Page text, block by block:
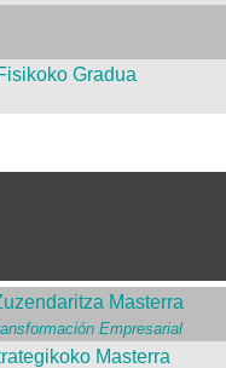
Gradua
Masterra
Empresarial
Masterra